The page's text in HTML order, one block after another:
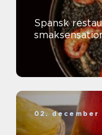
Spansk
02. december